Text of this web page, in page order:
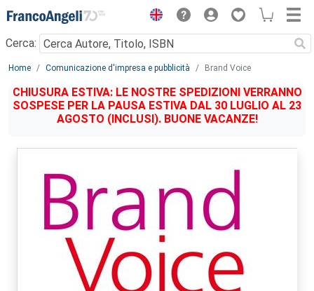
Menu
Cerca:
Main content
Home Comunicazione d'impresa e pubblicità Brand Voice
CHIUSURA ESTIVA: LE NOSTRE SPEDIZIONI VERRANNO
SOSPESE PER LA PAUSA ESTIVA DAL 30 LUGLIO AL 23
AGOSTO (INCLUSI). BUONE VACANZE!